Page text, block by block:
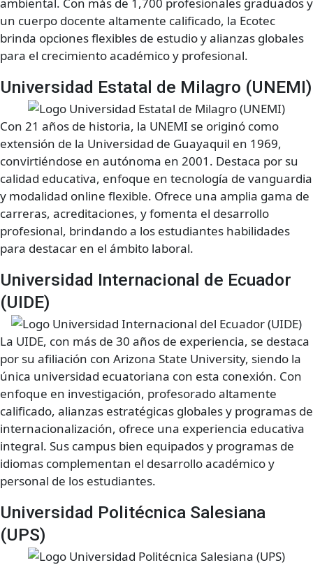
ambiental. Con más de 1,700 profesionales graduados y
un cuerpo docente altamente calificado, la Ecotec
brinda opciones flexibles de estudio y alianzas globales
para el crecimiento académico y profesional.
Universidad Estatal de Milagro (UNEMI)
Con 21 años de historia, la UNEMI se originó como
extensión de la Universidad de Guayaquil en 1969,
convirtiéndose en autónoma en 2001. Destaca por su
calidad educativa, enfoque en tecnología de vanguardia
y modalidad online flexible. Ofrece una amplia gama de
carreras, acreditaciones, y fomenta el desarrollo
profesional, brindando a los estudiantes habilidades
para destacar en el ámbito laboral.
Universidad Internacional de Ecuador
(UIDE)
La UIDE, con más de 30 años de experiencia, se destaca
por su afiliación con Arizona State University, siendo la
única universidad ecuatoriana con esta conexión. Con
enfoque en investigación, profesorado altamente
calificado, alianzas estratégicas globales y programas de
internacionalización, ofrece una experiencia educativa
integral. Sus campus bien equipados y programas de
idiomas complementan el desarrollo académico y
personal de los estudiantes.
Universidad Politécnica Salesiana
(UPS)